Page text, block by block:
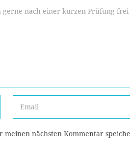
meinen nächsten Kommentar